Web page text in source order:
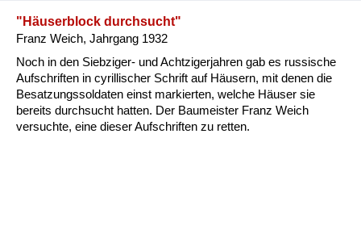
Buches: Die Lehren aus der Lebenserfahrung unserer
Elterngeneration zu ziehen und so aufzubereiten, dass sie für
nachfolgende Generationen zugänglich werden. Im Namen
freier, kritisch denkender Individuen und einer holistisch
gestaltenden, verantwortungsvoll handelnden Gesellschaft.
Aufbau: Erzählstran...
"Häuserblock durchsucht"
Franz Weich, Jahrgang 1932
Noch in den Siebziger- und Achtzigerjahren gab es russische
Aufschriften in cyrillischer Schrift auf Häusern, mit denen die
Besatzungssoldaten einst markierten, welche Häuser sie
bereits durchsucht hatten. Der Baumeister Franz Weich
versuchte, eine dieser Aufschriften zu retten.